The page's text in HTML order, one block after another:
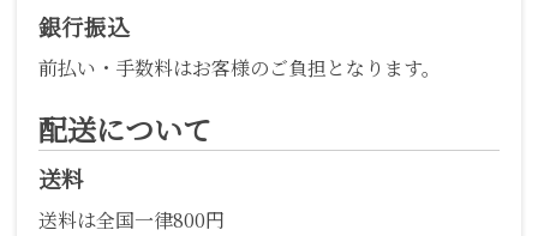
銀行振込
前払い・手数料はお客様のご負担となります。
配送について
送料
送料は全国一律800円